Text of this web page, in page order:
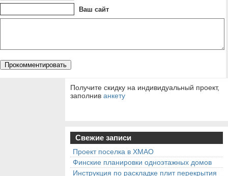
Ваш сайт
Получите скидку на индивидуальный проект,
заполнив анкету
Свежие записи
Проект поселка в ХМАО
Финские планировки одноэтажных домов
Инструкция по раскладке плит перекрытия